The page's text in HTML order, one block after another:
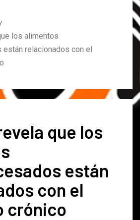
los alimentos
están relacionados con el
que los
están
con el
crónico